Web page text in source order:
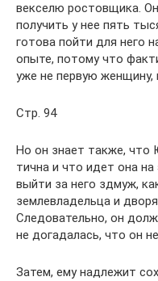
векселю ростовщика.
получить у нее пять
готова пойти для него
опыте, потому что
уже не первую женщину,
Стр. 94
Но он знает также, что
тична и что идет она
вый­ти за него здмуж,
землевладельца и
Следовательно, он
не догадалась, что он
Затем, ему надлежит